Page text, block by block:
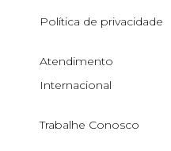
Política de privacidade
Atendimento
Internacional
Trabalhe Conosco